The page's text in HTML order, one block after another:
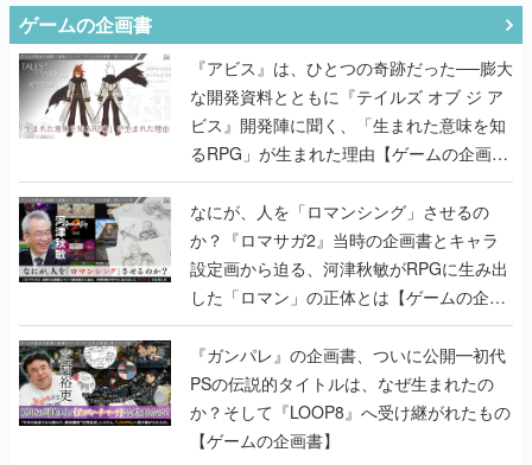
ゲームの企画書
『アビス』は、ひとつの奇跡だった──膨大
な開発資料とともに『テイルズ オブ ジ ア
ビス』開発陣に聞く、「生まれた意味を知
るRPG」が生まれた理由【ゲームの企画
書】
なにが、人を「ロマンシング」させるの
か？『ロマサガ2』当時の企画書とキャラ
設定画から迫る、河津秋敏がRPGに生み出
した「ロマン」の正体とは【ゲームの企画
書】
『ガンパレ』の企画書、ついに公開━初代
PSの伝説的タイトルは、なぜ生まれたの
か？そして『LOOP8』へ受け継がれたもの
【ゲームの企画書】